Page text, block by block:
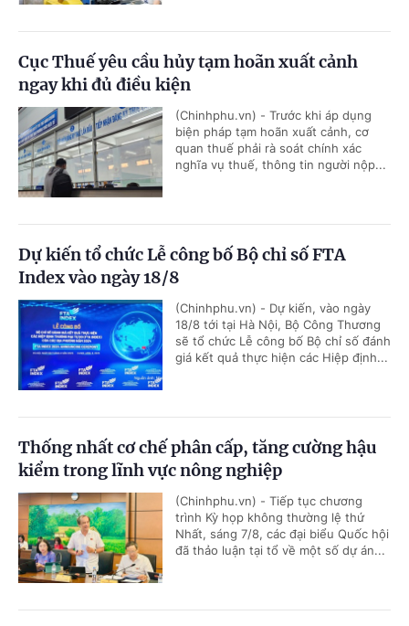
Cục Thuế yêu cầu hủy tạm hoãn xuất cảnh
ngay khi đủ điều kiện
(Chinhphu.vn) - Trước khi áp dụng
biện pháp tạm hoãn xuất cảnh, cơ
quan thuế phải rà soát chính xác
nghĩa vụ thuế, thông tin người nộp...
Dự kiến tổ chức Lễ công bố Bộ chỉ số FTA
Index vào ngày 18/8
(Chinhphu.vn) - Dự kiến, vào ngày
18/8 tới tại Hà Nội, Bộ Công Thương
sẽ tổ chức Lễ công bố Bộ chỉ số đánh
giá kết quả thực hiện các Hiệp định...
Thống nhất cơ chế phân cấp, tăng cường hậu
kiểm trong lĩnh vực nông nghiệp
(Chinhphu.vn) - Tiếp tục chương
trình Kỳ họp không thường lệ thứ
Nhất, sáng 7/8, các đại biểu Quốc hội
đã thảo luận tại tổ về một số dự án...